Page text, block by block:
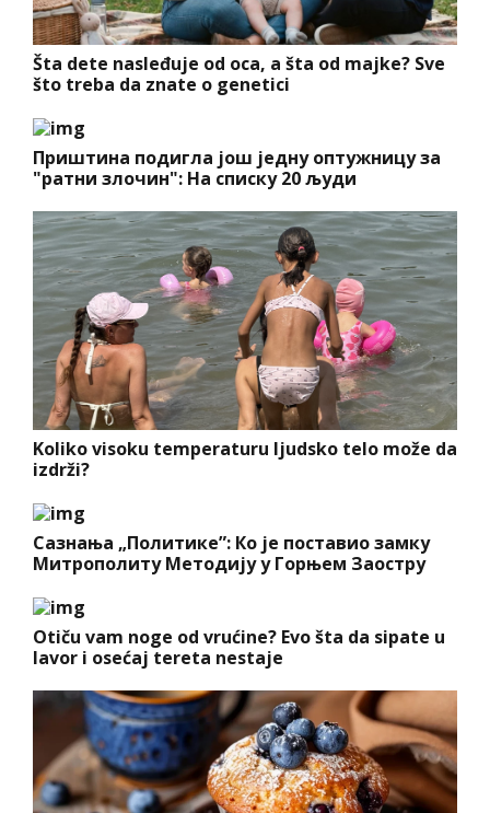
Šta dete nasleđuje od oca, a šta od majke? Sve
što treba da znate o genetici
Приштина подигла још једну оптужницу за
"ратни злочин": На списку 20 људи
Koliko visoku temperaturu ljudsko telo može da
izdrži?
Сазнања „Политике”: Ко је поставио замку
Митрополиту Методију у Горњем Заостру
Otiču vam noge od vrućine? Evo šta da sipate u
lavor i osećaj tereta nestaje